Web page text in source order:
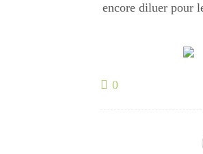
encore diluer pour
0